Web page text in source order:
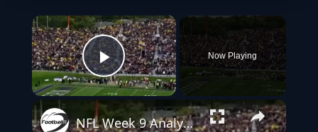
×
Play Video
Now Playing
NFL Week 9 Analyse - Lions dominieren und Trade-Gerüchte brodeln